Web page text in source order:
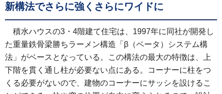
新構法でさらに強くさらにワイドに
積水ハウスの3・4階建て住宅は、1997年に同社が開発し
た重量鉄骨梁勝ちラーメン構造「β（ベータ）システム構
法」がベースとなっている。この構法の最大の特徴は、上
下階を貫く通し柱が必要ない点にある。コーナーに柱をつ
くる必要がないので、建物のコーナーにサッシを設けるこ